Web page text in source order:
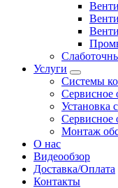
Услуги
Системы
Сервисное
Установка
Сервисное
Монтаж
О нас
Видеообзор
Доставка/Оплата
Контакты